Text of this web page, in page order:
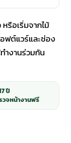
รือเริ่มจากไม้
ฟต์แวร์และช่อง
ำงานร่วมกัน
ปี
วจหน้างานฟรี